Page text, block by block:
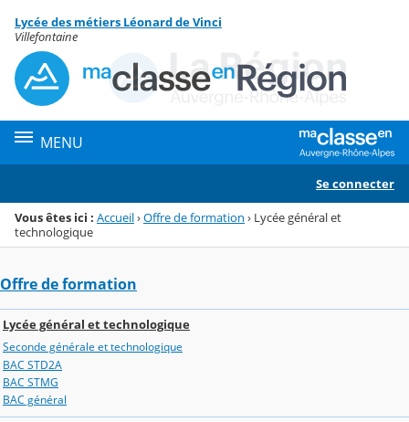
Menu de la rubrique
Contenu
Lycée des métiers Léonard de Vinci
Villefontaine
MENU
Se connecter
Vous êtes ici : Accueil›Offre de formation › Lycée général et
technologique
Offre de formation
Lycée général et technologique
Seconde générale et technologique
BAC STD2A
BAC STMG
BAC général